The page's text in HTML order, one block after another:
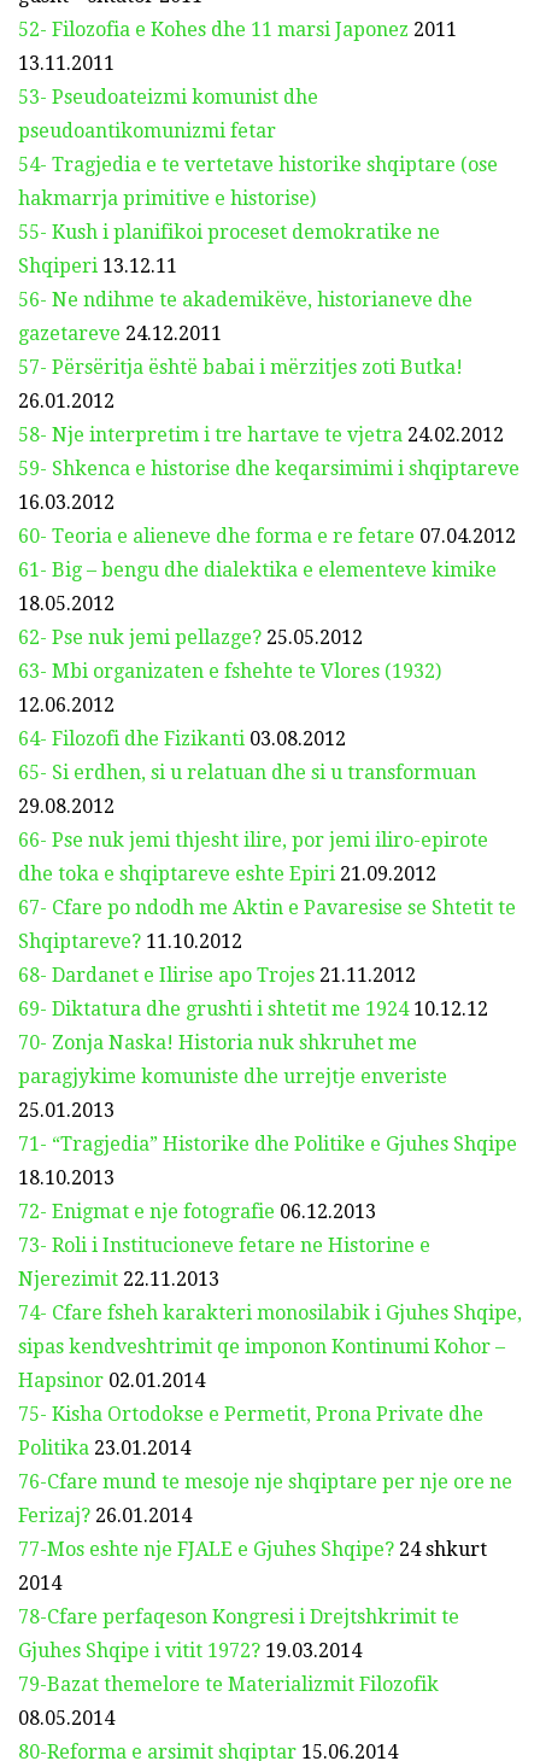
52- Filozofia e Kohes dhe 11 marsi Japonez 2011
13.11.2011
53- Pseudoateizmi komunist dhe
pseudoantikomunizmi fetar
54- Tragjedia e te vertetave historike shqiptare (ose
hakmarrja primitive e historise)
55- Kush i planifikoi proceset demokratike ne
Shqiperi 13.12.11
56- Ne ndihme te akademikëve, historianeve dhe
gazetareve 24.12.2011
57- Përsëritja është babai i mërzitjes zoti Butka!
26.01.2012
58- Nje interpretim i tre hartave te vjetra 24.02.2012
59- Shkenca e historise dhe keqarsimimi i shqiptareve
16.03.2012
60- Teoria e alieneve dhe forma e re fetare 07.04.2012
61- Big – bengu dhe dialektika e elementeve kimike
18.05.2012
62- Pse nuk jemi pellazge? 25.05.2012
63- Mbi organizaten e fshehte te Vlores (1932)
12.06.2012
64- Filozofi dhe Fizikanti 03.08.2012
65- Si erdhen, si u relatuan dhe si u transformuan
29.08.2012
66- Pse nuk jemi thjesht ilire, por jemi iliro-epirote
dhe toka e shqiptareve eshte Epiri 21.09.2012
67- Cfare po ndodh me Aktin e Pavaresise se Shtetit te
Shqiptareve? 11.10.2012
68- Dardanet e Ilirise apo Trojes 21.11.2012
69- Diktatura dhe grushti i shtetit me 192410.12.12
70- Zonja Naska! Historia nuk shkruhet me
paragjykime komuniste dhe urrejtje enveriste
25.01.2013
71- “Tragjedia” Historike dhe Politike e Gjuhes Shqipe
18.10.2013
72- Enigmat e nje fotografie 06.12.2013
73- Roli i Institucioneve fetare ne Historine e
Njerezimit 22.11.2013
74- Cfare fsheh karakteri monosilabik i Gjuhes Shqipe,
sipas kendveshtrimit qe imponon Kontinumi Kohor –
Hapsinor 02.01.2014
75- Kisha Ortodokse e Permetit, Prona Private dhe
Politika 23.01.2014
76-Cfare mund te mesoje nje shqiptare per nje ore ne
Ferizaj? 26.01.2014
77-Mos eshte nje FJALE e Gjuhes Shqipe? 24 shkurt
2014
78-Cfare perfaqeson Kongresi i Drejtshkrimit te
Gjuhes Shqipe i vitit 1972? 19.03.2014
79-Bazat themelore te Materializmit Filozofik
08.05.2014
80-Reforma e arsimit shqiptar 15.06.2014